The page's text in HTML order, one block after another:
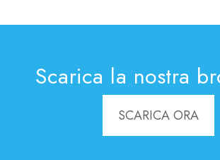
Scarica la nostra
SCARICA ORA